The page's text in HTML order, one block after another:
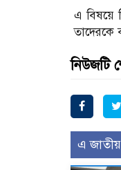
এ বিষয়ে
তাদেরকে
নিউজটি
এ